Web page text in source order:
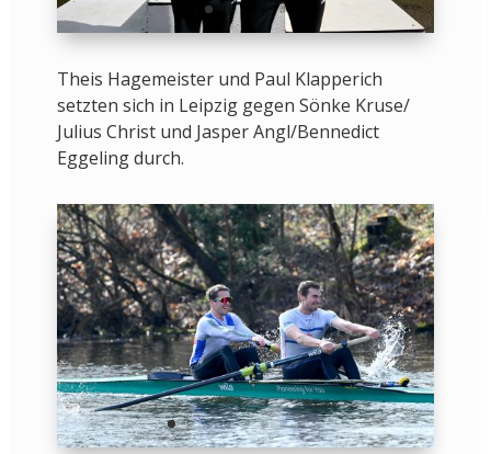
Theis Hagemeister und Paul Klapperich
setzten sich in Leipzig gegen Sönke Kruse/
Julius Christ und Jasper Angl/Bennedict
Eggeling durch.